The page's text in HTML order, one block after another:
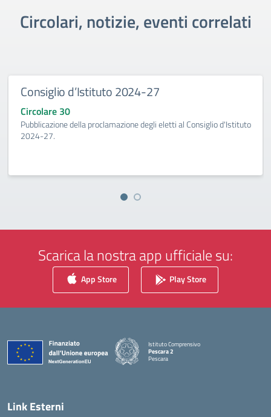
Circolari, notizie, eventi correlati
Consiglio d’Istituto 2024-27
Circolare 30
Pubblicazione della proclamazione degli eletti al Consiglio d'Istituto
2024-27.
Scarica la nostra app ufficiale su:
App Store Play Store
Istituto Comprensivo
Pescara 2
Pescara
Link Esterni